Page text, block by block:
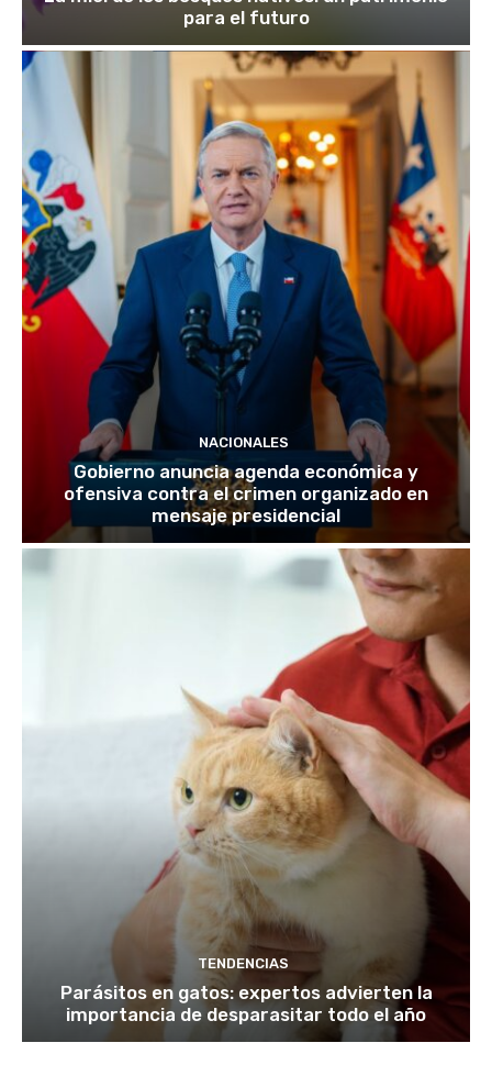
para el futuro
NACIONALES
Gobierno anuncia agenda económica y
ofensiva contra el crimen organizado en
mensaje presidencial
TENDENCIAS
Parásitos en gatos: expertos advierten la
importancia de desparasitar todo el año